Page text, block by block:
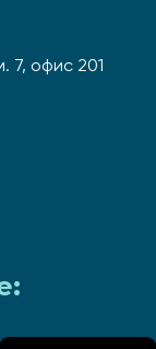
7, офис 201